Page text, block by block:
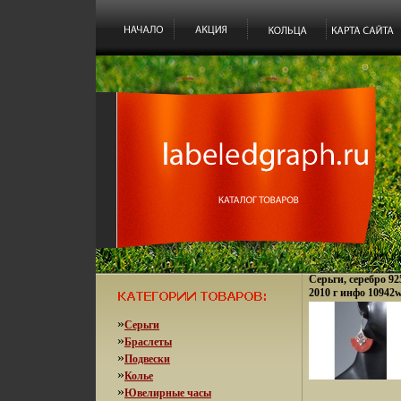
»Серьги
»Браслеты
»Подвески
»Колье
»Ювелирные часы
Серьги, серебро
2010 г инфо